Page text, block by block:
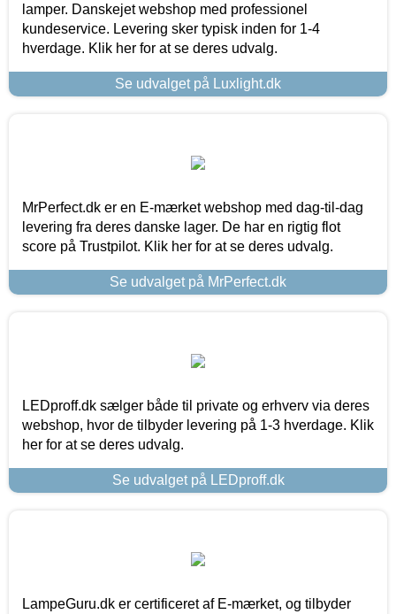
lamper. Danskejet webshop med professionel
kundeservice. Levering sker typisk inden for 1-4
hverdage. Klik her for at se deres udvalg.
Se udvalget på Luxlight.dk
MrPerfect.dk er en E-mærket webshop med dag-til-dag
levering fra deres danske lager. De har en rigtig flot
score på Trustpilot. Klik her for at se deres udvalg.
Se udvalget på MrPerfect.dk
LEDproff.dk sælger både til private og erhverv via deres
webshop, hvor de tilbyder levering på 1-3 hverdage. Klik
her for at se deres udvalg.
Se udvalget på LEDproff.dk
LampeGuru.dk er certificeret af E-mærket, og tilbyder